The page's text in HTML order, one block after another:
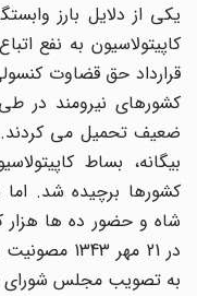
یکی از دلایل بارز
کاپیتولاسیون به نفع
قرارداد حق قضاوت
ضعیف تحمیل می کردند.
بیگانه، بساط
کشورها برچیده شد.
شاه و حضور ده ها هزار
در 21 مهر
به تصویب مجلس شورای